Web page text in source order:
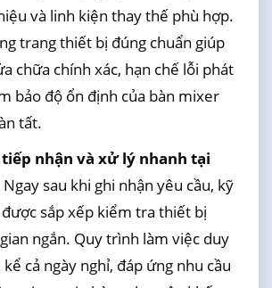
và linh kiện thay thế phù hợp.
trang thiết bị đúng chuẩn giúp
chữa chính xác, hạn chế lỗi phát
bảo độ ổn định của bàn mixer
tất.
nhận và xử lý nhanh tại
Ngay sau khi ghi nhận yêu cầu, kỹ
sắp xếp kiểm tra thiết bị
ngắn. Quy trình làm việc duy
cả ngày nghỉ, đáp ứng nhu cầu